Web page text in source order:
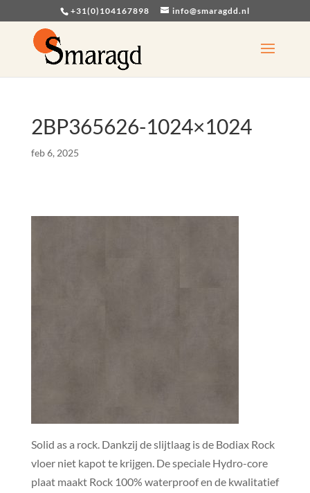
+31(0)104167898 info@smaragdd.nl
2BP365626-1024×1024
feb 6, 2025
Solid as a rock. Dankzij de slijtlaag is de Bodiax Rock
vloer niet kapot te krijgen. De speciale Hydro-core
plaat maakt Rock 100% waterproof en de kwalitatief